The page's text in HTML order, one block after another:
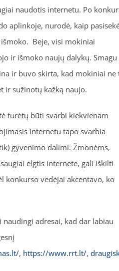
naudotis internetu. Po
aplinkoje, nurodė, kaip
Beje, visi mokiniai
ir išmoko naujų dalykų. Smagu
ir buvo skirta, kad mokiniai ne
ir sužinotų kažką naujo.
turėtų būti svarbi kiekvienam
internetu tapo svarbia
gyvenimo dalimi. Žmonėms,
elgtis internete, gali iškilti
konkurso vedėjai akcentavo, ko
adresai, kad dar labiau
, https://www.rrt.lt/,